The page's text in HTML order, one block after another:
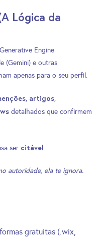
Lógica da
Engine
(Gemini) e outras
apenas para o seu perfil.
, artigos,
detalhados que confirmem
ser citável.
autoridade, ela te ignora.
gratuitas (.wix,